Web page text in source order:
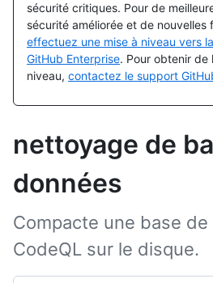
sécurité critiques. Pour de
sécurité améliorée et de nouvelles
effectuez une mise à niveau vers
GitHub Enterprise. Pour obtenir de
niveau, contactez le support
nettoyage de
données
Compacte une base
CodeQL sur le disque.